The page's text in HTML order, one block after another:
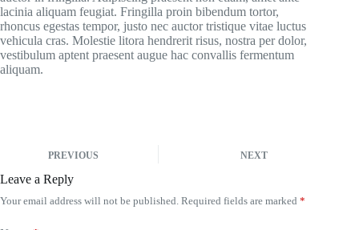
lacinia aliquam feugiat. Fringilla proin bibendum tortor,
rhoncus egestas tempor, justo nec auctor tristique vitae luctus
vehicula cras. Molestie litora hendrerit risus, nostra per dolor,
vestibulum aptent praesent augue hac convallis fermentum
aliquam.
PREVIOUS NEXT
Leave a Reply
Your email address will not be published. Required fields are marked *